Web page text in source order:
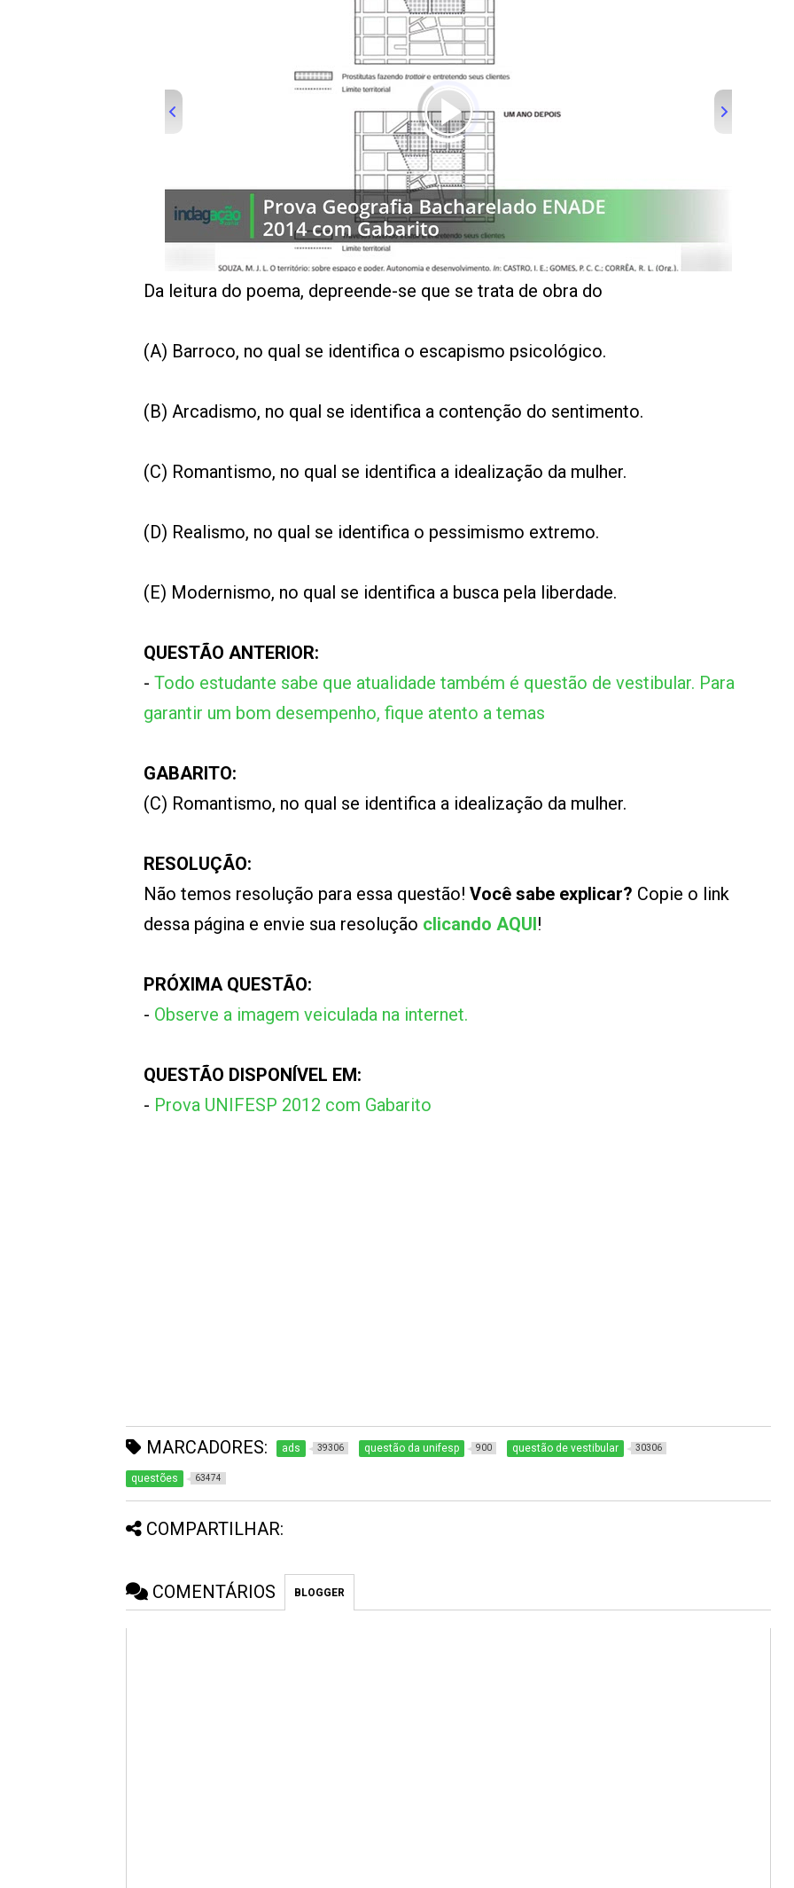
Da leitura do poema, depreende-se que se trata de obra do
(A) Barroco, no qual se identifica o escapismo psicológico.
(B) Arcadismo, no qual se identifica a contenção do sentimento.
(C) Romantismo, no qual se identifica a idealização da mulher.
(D) Realismo, no qual se identifica o pessimismo extremo.
(E) Modernismo, no qual se identifica a busca pela liberdade.
QUESTÃO ANTERIOR:
- Todo estudante sabe que atualidade também é questão de vestibular. Para
garantir um bom desempenho, fique atento a temas
GABARITO:
(C) Romantismo, no qual se identifica a idealização da mulher.
RESOLUÇÃO:
Não temos resolução para essa questão! Você sabe explicar? Copie o link
dessa página e envie sua resolução clicando AQUI!
PRÓXIMA QUESTÃO:
- Observe a imagem veiculada na internet.
QUESTÃO DISPONÍVEL EM:
- Prova UNIFESP 2012 com Gabarito
MARCADORES: ads 39306 questão da unifesp 900 questão de vestibular 30306
questões 63474
COMPARTILHAR:
COMENTÁRIOS BLOGGER